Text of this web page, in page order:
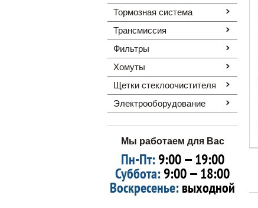
Тормозная система
Трансмиссия
Фильтры
Хомуты
Щетки стеклоочистителя
Электрооборудование
Мы работаем для Вас
Пн-Пт:9:00 — 19:00
Суббота:9:00 — 18:00
Воскресенье:выходной